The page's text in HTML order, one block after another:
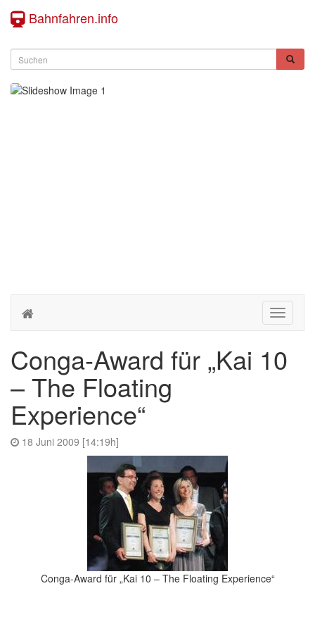
Bahnfahren.info
Toggle
Conga-Award für „Kai 10
– The Floating
Experience“
18 Juni 2009 [14:19h]
Conga-Award für „Kai 10 – The Floating Experience“